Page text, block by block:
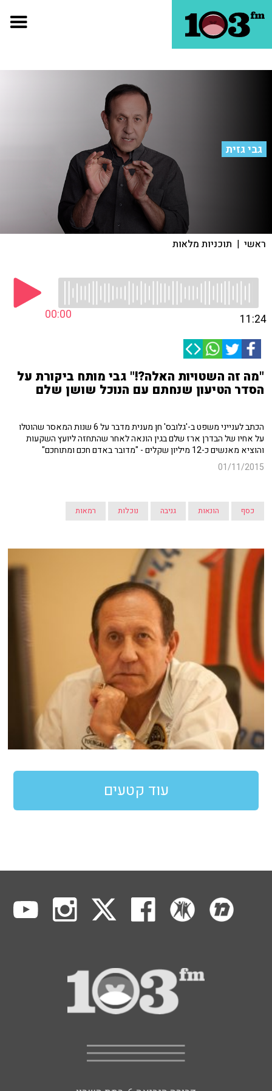
גבי גזית
ראשי | תוכניות מלאות
00:00 11:24
"מה זה השטויות האלה?!" גבי מותח ביקורת על
הסדר הטיעון שנחתם עם הנוכל שושן שלם
הכתב לענייני משפט ב-'גלובס' חן מענית מדבר על 6 שנות המאסר שהוטלו
על אחיו של הבדרן ארז שלם בגין הונאה לאחר שהתחזה ליועץ השקעות
והוציא מאנשים כ-12 מיליון שקלים - "מדובר באדם חכם ומתוחכם"
01/11/2015
כסף הונאות גניבה נוכלות רמאות
עוד קטעים